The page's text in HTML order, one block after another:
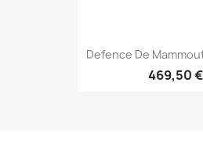
Defence De
469,50 €